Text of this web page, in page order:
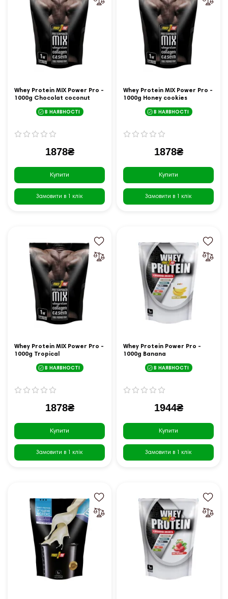
Whey Protein MIX Power Pro -
1000g Chocolat coconut
В НАЯВНОСТІ
1878₴
Купити
Замовити в 1 клік
Whey Protein MIX Power Pro -
1000g Honey cookies
В НАЯВНОСТІ
1878₴
Купити
Замовити в 1 клік
Whey Protein MIX Power Pro -
1000g Tropical
В НАЯВНОСТІ
1878₴
Купити
Замовити в 1 клік
Whey Protein Power Pro -
1000g Banana
В НАЯВНОСТІ
1944₴
Купити
Замовити в 1 клік